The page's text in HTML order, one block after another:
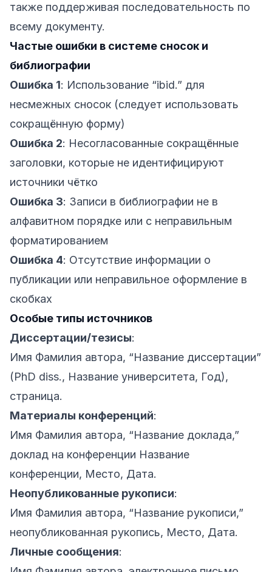
также поддерживая последовательность по
всему документу.
Частые ошибки в системе сносок и
библиографии
Ошибка 1: Использование “ibid.” для
несмежных сносок (следует использовать
сокращённую форму)
Ошибка 2: Несогласованные сокращённые
заголовки, которые не идентифицируют
источники чётко
Ошибка 3: Записи в библиографии не в
алфавитном порядке или с неправильным
форматированием
Ошибка 4: Отсутствие информации о
публикации или неправильное оформление в
скобках
Особые типы источников
Диссертации/тезисы:
Имя Фамилия автора, “Название диссертации”
(PhD diss., Название университета, Год),
страница.
Материалы конференций:
Имя Фамилия автора, “Название доклада,”
доклад на конференции Название
конференции, Место, Дата.
Неопубликованные рукописи:
Имя Фамилия автора, “Название рукописи,”
неопубликованная рукопись, Место, Дата.
Личные сообщения: